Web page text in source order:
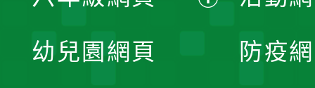
開
幼兒園網頁 防疫